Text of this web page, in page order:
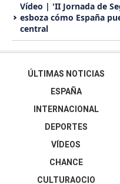
Vídeo | 'II Jornada de
esboza cómo España
central
ÚLTIMAS NOTICIAS
ESPAÑA
INTERNACIONAL
DEPORTES
VÍDEOS
CHANCE
CULTURAOCIO